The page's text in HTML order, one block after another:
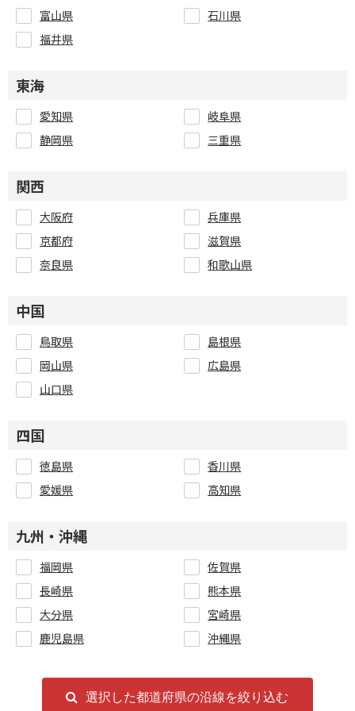
富山県
石川県
福井県
東海
愛知県
岐阜県
静岡県
三重県
関西
大阪府
兵庫県
京都府
滋賀県
奈良県
和歌山県
中国
鳥取県
島根県
岡山県
広島県
山口県
四国
徳島県
香川県
愛媛県
高知県
九州・沖縄
福岡県
佐賀県
長崎県
熊本県
大分県
宮崎県
鹿児島県
沖縄県
選択した都道府県の沿線を絞り込む